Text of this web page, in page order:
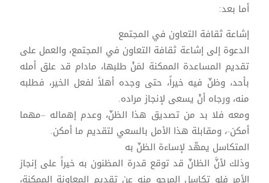
أما بعد:
إشاعة ثقافة التعاون في المجتمع
الدعوة إلى إشاعة ثقافة التعاون في المجتمع، والعمل على
تقديم المساعدة الممكنة لمَنْ طلبها، مادام قد علق أمله
بأحد، وظنّ فيه خيراً، حتى وجده أهلاً لفعل الخير، فطلبه
منه، ورجاه أنْ يسعى لإنجاز مراده.
ومعه فلا بد من تصديق هذا الظنّ، وعدم إهماله –مهما
أمكن-، ومقابلة هذا الأمل بالسعي لتقديم ما أمكن.
المتكاسل يمهّد لإساءة الظنّ به
وذلك لأنَّ الظانّ قد توقع قدرة المظنون به خيراً على إنجاز
الأمر فلو تكاسل المرجو منه عن تقديم المعاونة الممكنة،